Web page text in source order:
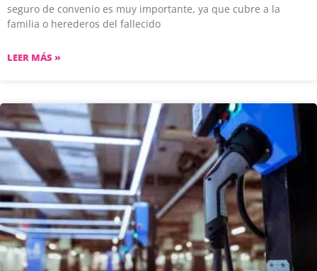
seguro de convenio es muy importante, ya que cubre a la
familia o herederos del fallecido
LEER MÁS »